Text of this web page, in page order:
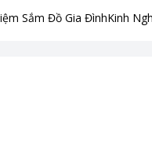
Sắm Đồ Gia ĐìnhKinh